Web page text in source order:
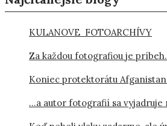
KULANOVE FOTOARCHÍVY
Za každou fotografiou je
Koniec protektorátu
…a autor fotografií sa vyjadruje